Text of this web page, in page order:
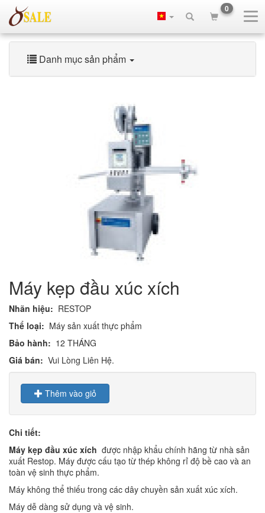
0
Danh mục sản phẩm
Máy kẹp đầu xúc xích
Nhãn hiệu: RESTOP
Thể loại: Máy sản xuất thực phẩm
Bảo hành: 12 THÁNG
Giá bán: Vui Lòng Liên Hệ.
Thêm vào giỏ
Chi tiết:
Máy kẹp đầu xúc xích được nhập khẩu chính hãng từ nhà sản
xuất Restop. Máy được cấu tạo từ thép không rỉ độ bề cao và an
toàn vệ sinh thực phẩm.
Máy không thể thiếu trong các dây chuyền sản xuất xúc xích.
Máy dễ dàng sử dụng và vệ sinh.